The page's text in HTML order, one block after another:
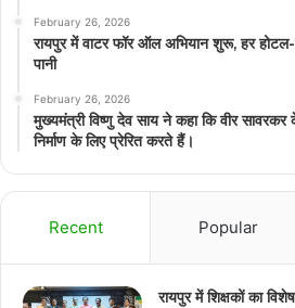
February 26, 2026
रायपुर में वाटर फॉर ऑल अभियान शुरू, हर
पानी
February 26, 2026
मुख्यमंत्री विष्णु देव साय ने कहा कि वीर
निर्माण के लिए प्रेरित करते हैं।
Recent Popular
रायपुर में शिक्षकों का